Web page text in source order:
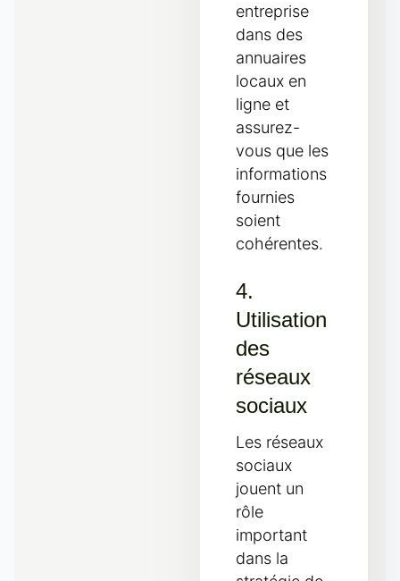
entreprise
dans des
annuaires
locaux en
ligne et
assurez-
vous que les
informations
fournies
soient
cohérentes.
4.
Utilisation
des
réseaux
sociaux
Les réseaux
sociaux
jouent un
rôle
important
dans la